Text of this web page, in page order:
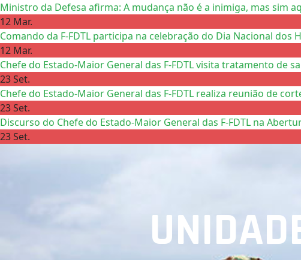
Ministro da Defesa afirma: A mudança não é a inimiga, mas sim
12 Mar.
Comando da F-FDTL participa na celebração do Dia Nacional dos
12 Mar.
Chefe do Estado-Maior General das F-FDTL visita tratamento de
23 Set.
Chefe do Estado-Maior General das F-FDTL realiza reunião de
23 Set.
Discurso do Chefe do Estado-Maior General das F-FDTL na
23 Set.